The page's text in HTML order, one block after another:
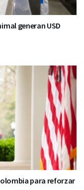
generan USD
para reforzar